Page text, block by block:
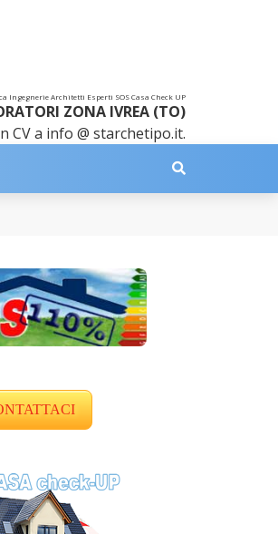
Ingegnerie Architetti Esperti SOS Casa Check UP
ZONA IVREA (TO)
CV a info @ starchetipo.it.